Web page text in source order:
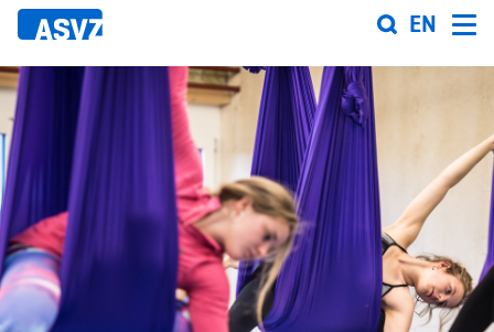
Direkt
zum
EN
Sportfahrplan
Sportarten
Sportanlagen